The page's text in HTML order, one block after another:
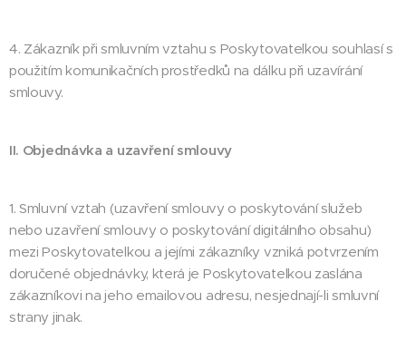
4. Zákazník při smluvním vztahu s Poskytovatelkou souhlasí s
použitím komunikačních prostředků na dálku při uzavírání
smlouvy.
II. Objednávka a uzavření smlouvy
1. Smluvní vztah (uzavření smlouvy o poskytování služeb
nebo uzavření smlouvy o poskytování digitálního obsahu)
mezi Poskytovatelkou a jejími zákazníky vzniká potvrzením
doručené objednávky, která je Poskytovatelkou zaslána
zákazníkovi na jeho emailovou adresu, nesjednají-li smluvní
strany jinak.